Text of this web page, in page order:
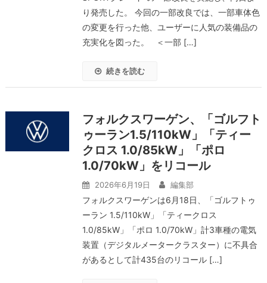
り発売した。 今回の一部改良では、一部車体色
の変更を行った他、ユーザーに人気の装備品の
充実化を図った。 ＜一部 […]
続きを読む
フォルクスワーゲン、「ゴルフト
ゥーラン1.5/110kW」「ティー
クロス 1.0/85kW」「ポロ
1.0/70kW」をリコール
2026年6月19日 編集部
フォルクスワーゲンは6月18日、「ゴルフトゥ
ーラン 1.5/110kW」「ティークロス
1.0/85kW」「ポロ 1.0/70kW」計3車種の電気
装置（デジタルメータークラスター）に不具合
があるとして計435台のリコール […]